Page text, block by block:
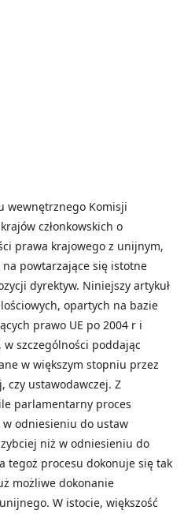
wewnętrznego Komisji
członkowskich o
prawa krajowego z unijnym,
powtarzające się istotne
dyrektyw. Niniejszy artykuł
opartych na bazie
prawo UE po 2004 r i
szczególności poddając
w większym stopniu przez
czy ustawodawczej. Z
parlamentarny proces
odniesieniu do ustaw
niż w odniesieniu do
tegoż procesu dokonuje się tak
możliwe dokonanie
W istocie, większość